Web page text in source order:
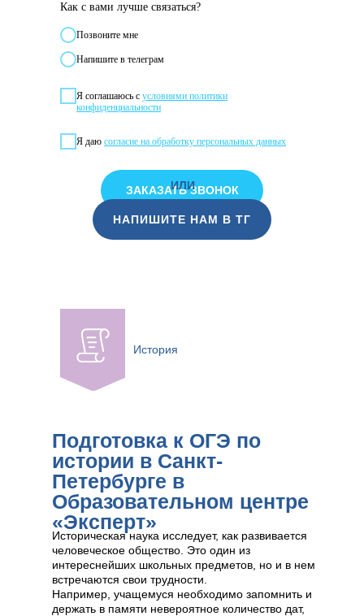
Как с вами лучше связаться?
Позвонитe мне
Напишите в телеграм
Я соглашаюсь с условиями политики
конфиденциальности
Я даю согласие на обработку персональных данных
ЗАКАЗАТЬ ЗВОНОК
НАПИШИТЕ НАМ В ТГ
ИЛИ
Подготовка к ОГЭ по
истории в Санкт-
Петербурге в
Образовательном центре
«Эксперт»
Историческая наука исследует, как развивается
человеческое общество. Это один из
интереснейших школьных предметов, но и в нем
встречаются свои трудности.
Например, учащемуся необходимо запомнить и
держать в памяти невероятное количество дат,
История